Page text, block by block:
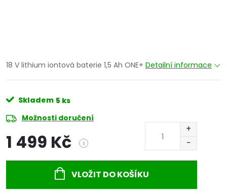
18 V lithium iontová baterie 1,5 Ah ONE+ Detailní informace
Skladem 5 ks
Možnosti doručení
1 499 Kč i
VLOŽIT DO KOŠÍKU